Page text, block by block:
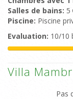
Salles de bains: 5
Piscine: Piscine
Evaluation: 10/10
Villa
Pas